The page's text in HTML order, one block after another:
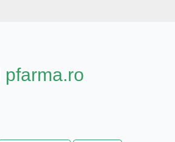
pfarma.ro